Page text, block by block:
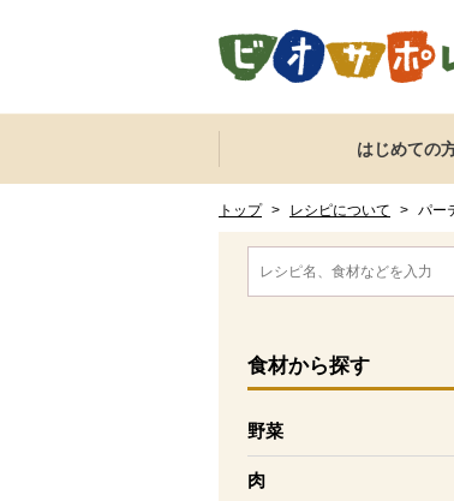
ここからサイト内共通メニューです。
サイト内共通メニューをスキップする
はじめての
トップ > レシピについて > パー
ここから消費材検索メニュー
食材から探す
野菜
を開く
肉
を開く
消費材検索メニューここま
ここから本文です。